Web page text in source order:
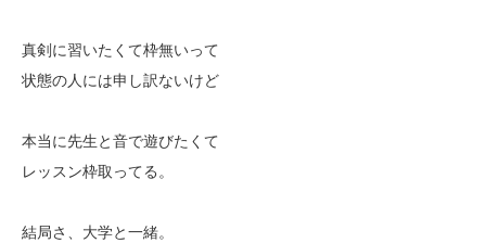
真剣に習いたくて枠無いって
状態の人には申し訳ないけど
本当に先生と音で遊びたくて
レッスン枠取ってる。
結局さ、大学と一緒。